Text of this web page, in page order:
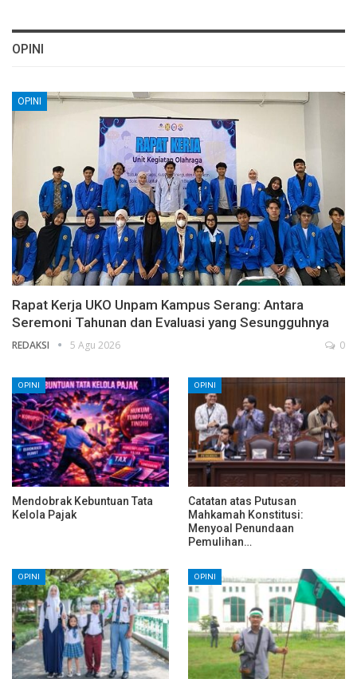
OPINI
OPINI
Rapat Kerja UKO Unpam Kampus Serang: Antara
Seremoni Tahunan dan Evaluasi yang Sesungguhnya
REDAKSI 5 Agu 2026 0
OPINI
Mendobrak Kebuntuan Tata
Kelola Pajak
OPINI
Catatan atas Putusan
Mahkamah Konstitusi:
Menyoal Penundaan
Pemulihan…
OPINI OPINI